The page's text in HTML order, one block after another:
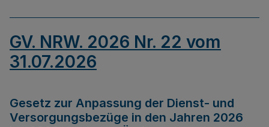
GV. NRW. 2026 Nr. 22 vom
31.07.2026
Gesetz zur Anpassung der Dienst- und
Versorgungsbezüge in den Jahren 2026